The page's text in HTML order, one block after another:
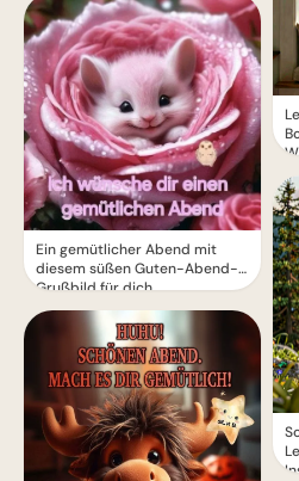
Ein gemütlicher Abend mit
diesem süßen Guten-Abend-
Grußbild für dich